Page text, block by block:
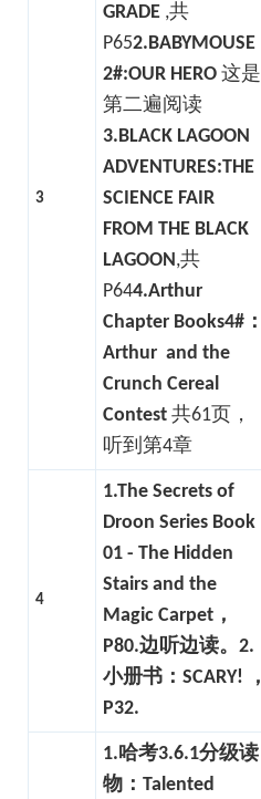
3
GRADE ,共
P652.BABYMOUSE
2#:OUR HERO 这是
第二遍阅读
3.BLACK LAGOON
ADVENTURES:THE
SCIENCE FAIR
FROM THE BLACK
LAGOON,共
P644.Arthur
Chapter Books4#：
Arthur and the
Crunch Cereal
Contest 共61页，
听到第4章
4
1.The Secrets of
Droon Series Book
01 - The Hidden
Stairs and the
Magic Carpet，
P80.边听边读。2.
小册书：SCARY! ，
P32.
1.哈考3.6.1分级读
物：Talented